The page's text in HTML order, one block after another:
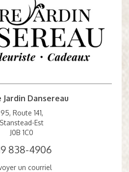
Jardin Dansereau
95, Route 141,
Stanstead-Est
J0B 1C0
838-4906
un courriel